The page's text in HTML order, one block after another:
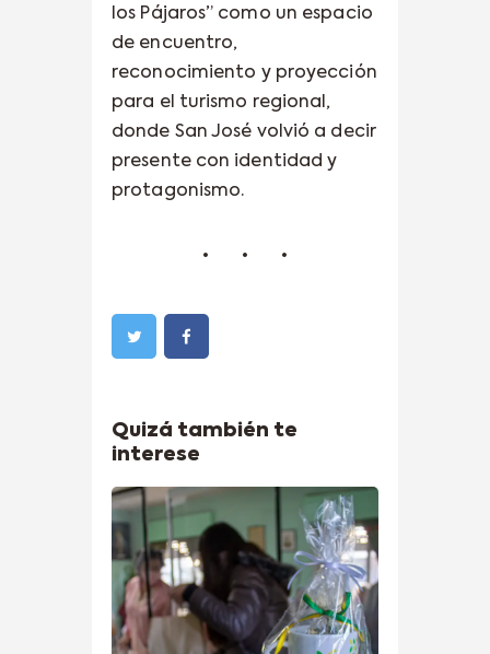
los Pájaros” como un espacio
de encuentro,
reconocimiento y proyección
para el turismo regional,
donde San José volvió a decir
presente con identidad y
protagonismo.
Quizá también te
interese